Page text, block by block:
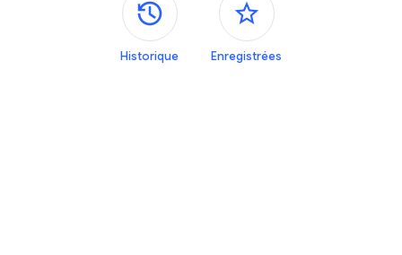
Panneaux latéraux
Historique Enregistrées